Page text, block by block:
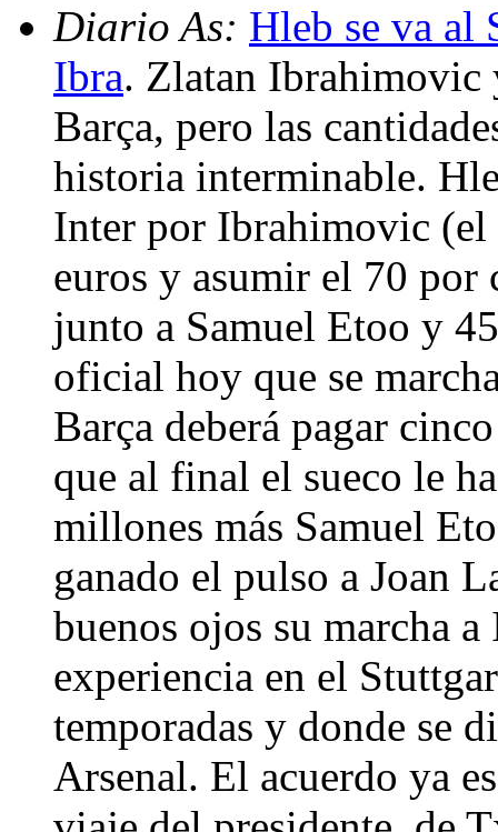
Diario As: Hleb se va al
Ibra. Zlatan Ibrahimovic
Barça, pero las
historia interminable.
Inter por Ibrahimovic (el
euros y asumir el 70
junto a Samuel Etoo y
oficial hoy que se
Barça deberá pagar
que al final el sueco le
millones más Samuel
ganado el pulso a Joan
buenos ojos su marcha
experiencia en el
temporadas y donde se
Arsenal. El acuerdo ya